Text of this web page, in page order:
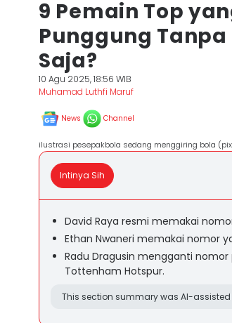
9 Pemain Top
Punggung
Saja?
10 Agu 2025, 18:56 WIB
Muhamad Luthfi Maruf
News Channel
ilustrasi pesepakbola sedang menggiring bola
Intinya Sih
David Raya resmi memakai
Ethan Nwaneri memakai nomor
Radu Dragusin mengganti
Tottenham Hotspur.
This section summary was AI-